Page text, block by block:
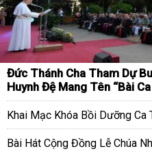
Đức Thánh Cha Tham Dự
Huynh Đệ Mang Tên “Bài
Khai Mạc Khóa Bồi Dưỡng
Bài Hát Cộng Đồng Lễ Chúa